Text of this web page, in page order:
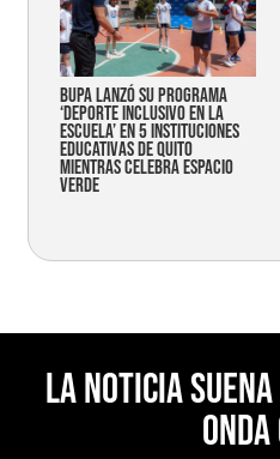
Bupa lanzó su programa
‘Deporte Inclusivo en la
Escuela’ en 5 instituciones
educativas de Quito
mientras celebra espacio
verde
La noticia
Onda